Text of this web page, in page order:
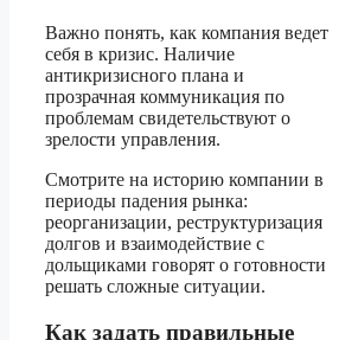
Важно понять, как компания ведет
себя в кризис. Наличие
антикризисного плана и
прозрачная коммуникация по
проблемам свидетельствуют о
зрелости управления.
Смотрите на историю компании в
периоды падения рынка:
реорганизации, реструктуризация
долгов и взаимодействие с
дольщиками говорят о готовности
решать сложные ситуации.
Как задать правильные